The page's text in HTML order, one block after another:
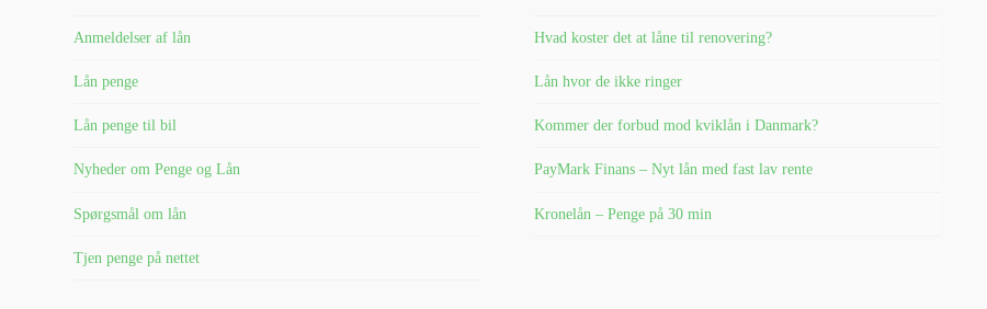
Anmeldelser af lån
Lån penge
Lån penge til bil
Nyheder om Penge og Lån
Spørgsmål om lån
Tjen penge på nettet
Hvad koster det at låne til renovering?
Lån hvor de ikke ringer
Kommer der forbud mod kviklån i Danmark?
PayMark Finans – Nyt lån med fast lav rente
Kronelån – Penge på 30 min